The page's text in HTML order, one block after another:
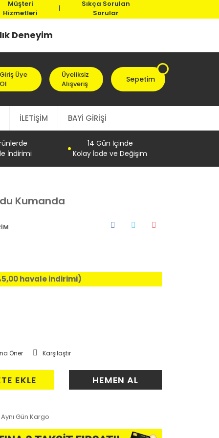
Müşteri
Hizmetleri
Sıkça Sorulan
Sorular
Deneyim
Giriş Üye
Ol
Üyeliksiz
Alışveriş
Sepetim
İLETİŞİM BAYİ GİRİŞİ
İndirimi
14 Gün İçinde
Kolay İade ve Değişim
Kumanda
havale indirimi)
Öner Karşılaştır
EKLE HEMEN AL
Aynı Gün Kargo